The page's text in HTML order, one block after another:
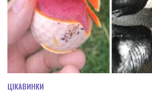
ЦІКАВИНКИ